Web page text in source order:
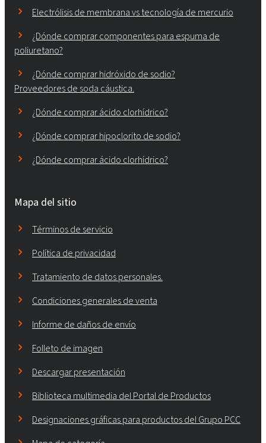
Electrólisis de membrana vs tecnología de mercurio
¿Dónde comprar componentes para espuma de
poliuretano?
¿Dónde comprar hidróxido de sodio?
Proveedores de soda cáustica.
¿Dónde comprar ácido clorhídrico?
¿Dónde comprar hipoclorito de sodio?
¿Dónde comprar ácido clorhídrico?
Mapa del sitio
Términos de servicio
Política de privacidad
Tratamiento de datos personales.
Condiciones generales de venta
Informe de daños de envío
Folleto de imagen
Descargar presentación
Biblioteca multimedia del Portal de Productos
Designaciones gráficas para productos del Grupo PCC